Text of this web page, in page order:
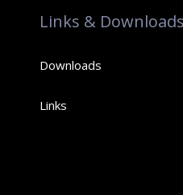
Links &
Downloads
Links